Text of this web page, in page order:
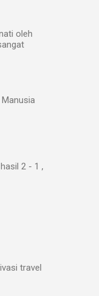
oleh
2 - 1 ,
travel